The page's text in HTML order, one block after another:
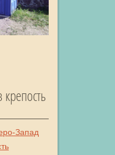
Запад